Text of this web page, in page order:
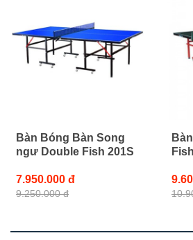
Bàn Bóng Bàn Song
ngư Double Fish 201S
7.950.000 đ
9.250.000 đ